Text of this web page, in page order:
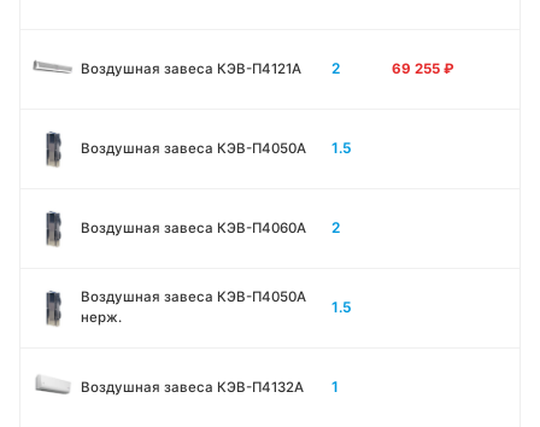
Воздушная завеса КЭВ-П4121A 2 69 255 ₽
Воздушная завеса КЭВ-П4050A 1.5
Воздушная завеса КЭВ-П4060A 2
Воздушная завеса КЭВ-П4050A
нерж.
1.5
Воздушная завеса КЭВ-П4132A 1